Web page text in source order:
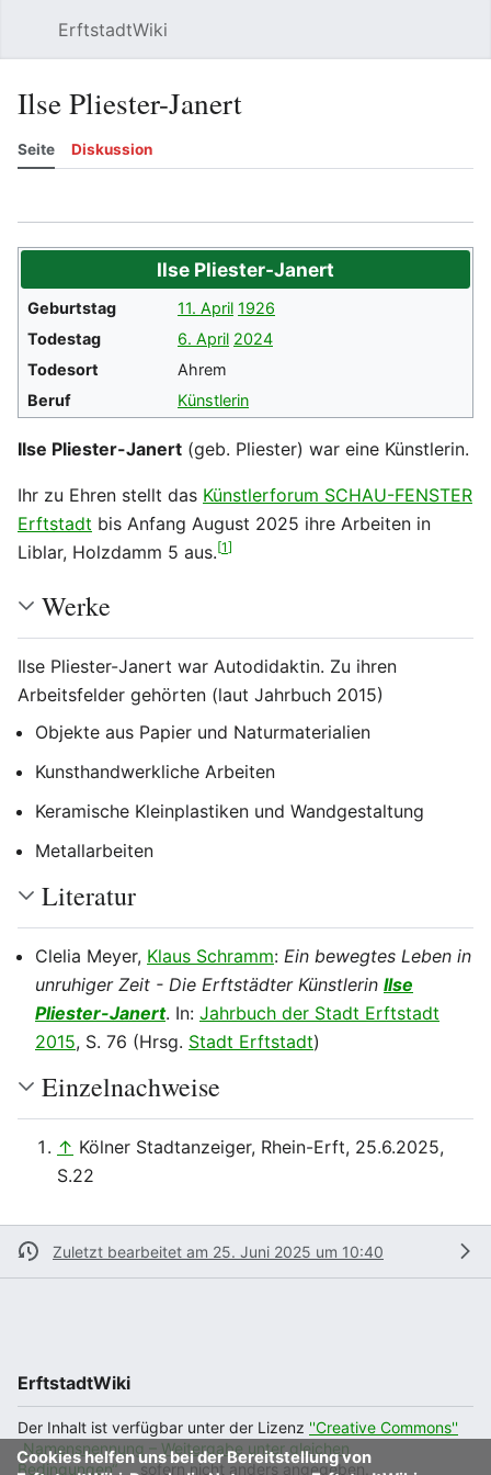
ErftstadtWiki
Ilse Pliester-Janert
Seite Diskussion
Ilse Pliester-Janert
Geburtstag 11. April 1926
Todestag
6. April 2024
Todesort
Ahrem
Beruf
Künstlerin
Ilse Pliester-Janert (geb. Pliester) war eine Künstlerin.
Ihr zu Ehren stellt das Künstlerforum SCHAU-FENSTER
Erftstadt bis Anfang August 2025 ihre Arbeiten in
Liblar, Holzdamm 5 aus.[1]
Werke
Ilse Pliester-Janert war Autodidaktin. Zu ihren
Arbeitsfelder gehörten (laut Jahrbuch 2015)
Objekte aus Papier und Naturmaterialien
Kunsthandwerkliche Arbeiten
Keramische Kleinplastiken und Wandgestaltung
Metallarbeiten
Literatur
Clelia Meyer, Klaus Schramm: Ein bewegtes Leben in
unruhiger Zeit - Die Erftstädter Künstlerin Ilse
Pliester-Janert. In: Jahrbuch der Stadt Erftstadt
2015, S. 76 (Hrsg. Stadt Erftstadt)
Einzelnachweise
↑ Kölner Stadtanzeiger, Rhein-Erft, 25.6.2025,
S.22
Zuletzt bearbeitet am 25. Juni 2025 um 10:40
Cookies helfen uns bei der Bereitstellung von
ErftstadtWiki
Der Inhalt ist verfügbar unter der Lizenz ''Creative Commons''
„Namensnennung – Weitergabe unter gleichen
Bedingungen“
, sofern nicht anders angegeben.